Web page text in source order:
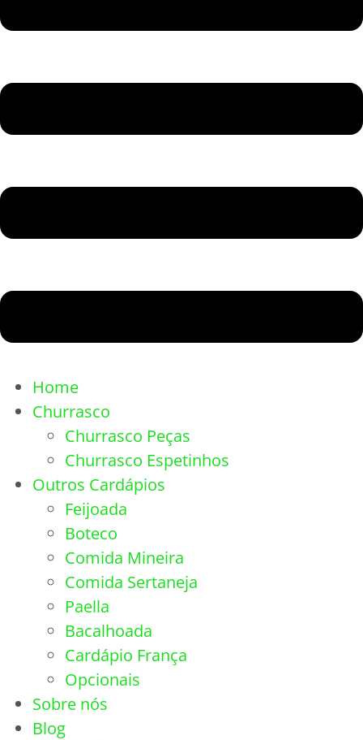
Home
Churrasco
Churrasco Peças
Churrasco Espetinhos
Outros Cardápios
Feijoada
Boteco
Comida Mineira
Comida Sertaneja
Paella
Bacalhoada
Cardápio França
Opcionais
Sobre nós
Blog